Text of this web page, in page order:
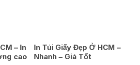
– In
cao
In Túi Giấy Đẹp Ở HCM –
Nhanh – Giá Tốt